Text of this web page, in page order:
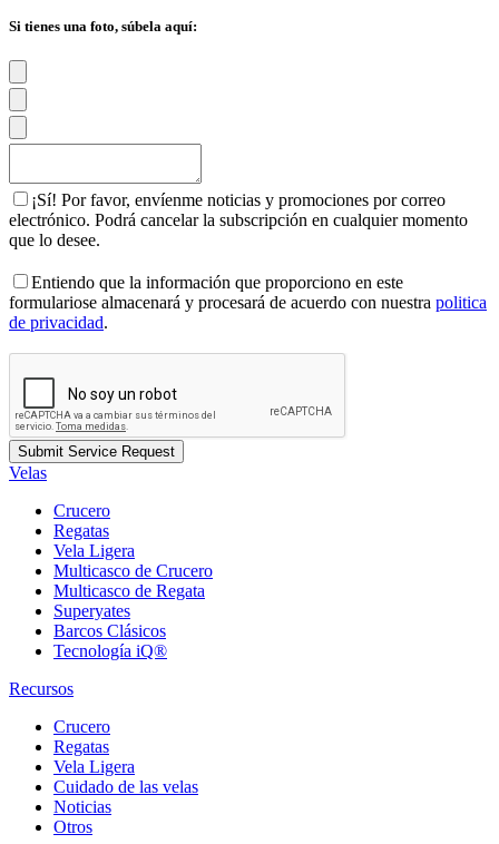
Si tienes una foto, súbela aquí:
¡Sí! Por favor, envíenme noticias y promociones por correo
electrónico. Podrá cancelar la subscripción en cualquier momento
que lo desee.
Entiendo que la información que proporciono en este
formulariose almacenará y procesará de acuerdo con nuestra politica
de privacidad.
Velas
Crucero
Regatas
Vela Ligera
Multicasco de Crucero
Multicasco de Regata
Superyates
Barcos Clásicos
Tecnología iQ®
Recursos
Crucero
Regatas
Vela Ligera
Cuidado de las velas
Noticias
Otros